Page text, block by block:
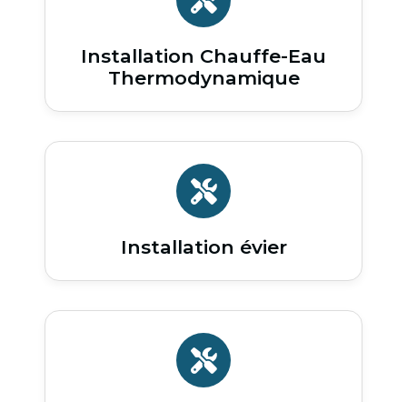
Installation Chauffe-Eau
Thermodynamique
Installation évier